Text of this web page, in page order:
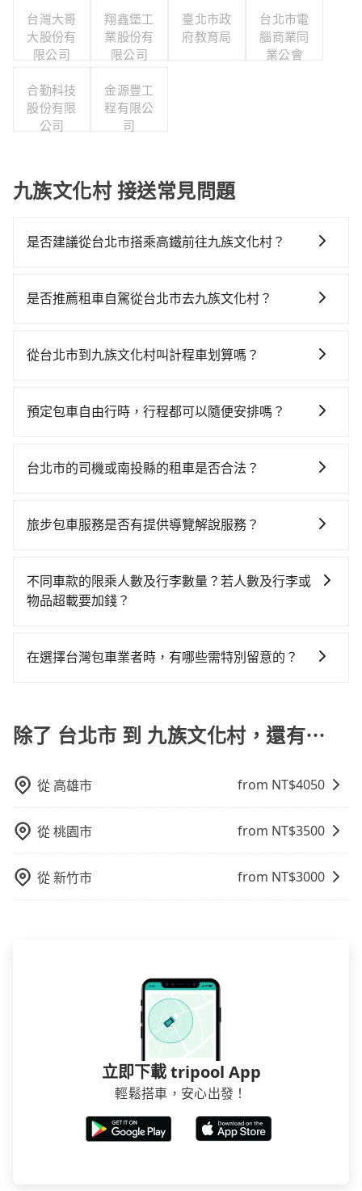
台灣大哥
大股份有
限公司
翔鑫堡工
業股份有
限公司
臺北市政
府教育局
台北市電
腦商業同
業公會
合勤科技
股份有限
公司
金源豐工
程有限公
司
九族文化村 接送常見問題
是否建議從台北市搭乘高鐵前往九族文化村？
貴！從最早06:26一直到23:00，台北-台中一天最多有
口、並在月台上等待列車的到來，大概又過了25分鐘，
站前排班的計程車，搭上小黃後約花70分鐘、車費2,500
乘之平均每人花費為1,530元。但如果全程使用tripool
鐘，但卻要額外支出約210元的交通費，所以對於不是這
多可再節省50%的交通費用。
是否推薦租車自駕從台北市去九族文化村？
時不需要閉目養神（因為要自己開車），最重要的是你
$115~205承租小轎車，每公里再額外加收$3.2，從台北
達目的地後多久原路返回），雖已將eTag和可能的每小
車型，如Toyota Yaris、Prius C、Vios這類乘坐體驗較
況，打開車門才發現仍有上一組乘客遺留的垃圾或者撞
凹的車門仍未被修理，每一次租車都好像在開樂透一
車位，對於急著用車或者要載其他乘客的人來說就有不
就顯得非常不便。
從台北市到九族文化村叫計程車划算嗎？
灣大車隊、Uber、Line Taxi、Yoxi等，如果在路邊攔不
照里程跳錶計算，價格約為6,015~7,200元間，但如改預
度僅雙北的0.2%，其叫車的難度是雙北市的490倍。綜
預定包車自由行時，行程都可以隨便安排嗎？
沒有到達海拔1500公里以上的山區，行程都是可以依照
台北市的司機或南投縣的租車是否合法？
車、私家車或野雞車在招攬生意，這不僅是違法可能被
都無法監控或追查。最好別為了省小錢而冒上不必要的
風險。而tripool雇用的司機、使用的車輛以及配合的車
險。最好辨別叫的車是否合法，就看車牌的開頭，只要
旅步包車服務是否有提供導覽解說服務？
需要導覽服務，可事先透過電子郵件
booking@tripool.app聯繫我們，將有專人協助回覆確
不同車款的限乘人數及行李數量？若人數及行李或
物品超載要加錢？
的車型。 五人座驕車可乘坐三位乘客，並可攜帶三個隨
吋行李箱。 為了確保行車安全及遵守相關法規，我們不
能超載人數。 如果您攜帶的行李或物品較多，我們會根
在選擇台灣包車業者時，有哪些需特別留意的？
質和素質、費用透明度和評價口碑等方面，以確保您在
台灣旅行的安全和舒適。
除了 台北市 到 九族文化村，還有⋯
從 高雄市 from NT$4050
從桃園市 from NT$3500
從新竹市 from NT$3000
立即下載 tripool App
輕鬆搭車，安心出發！